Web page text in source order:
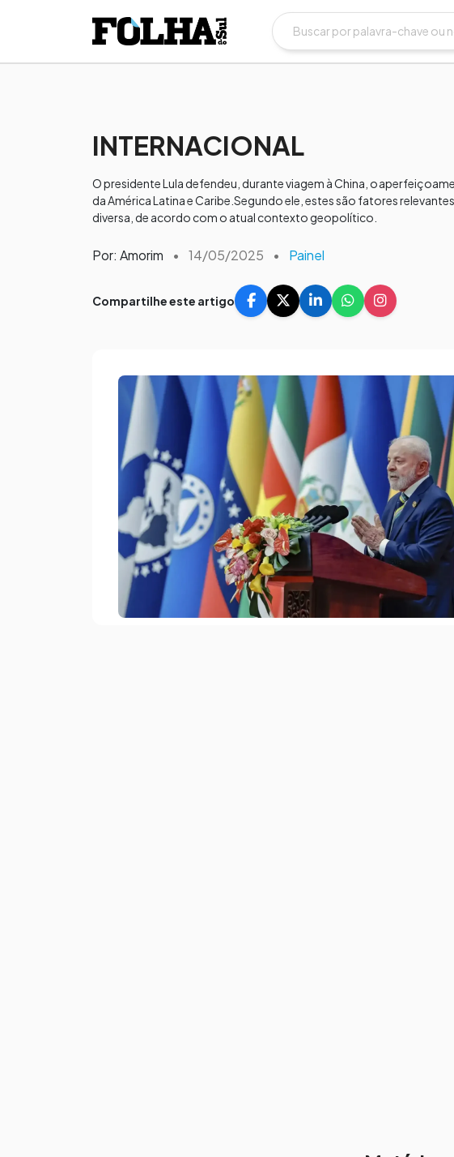
INTERNACIONAL
O presidente Lula defendeu, durante viagem à China, o
da América Latina e Caribe.​​Segundo ele, estes são fatores
diversa, de acordo com o atual contexto geopolítico.
Por: Amorim • 14/05/2025 • Painel
Compartilhe este artigo